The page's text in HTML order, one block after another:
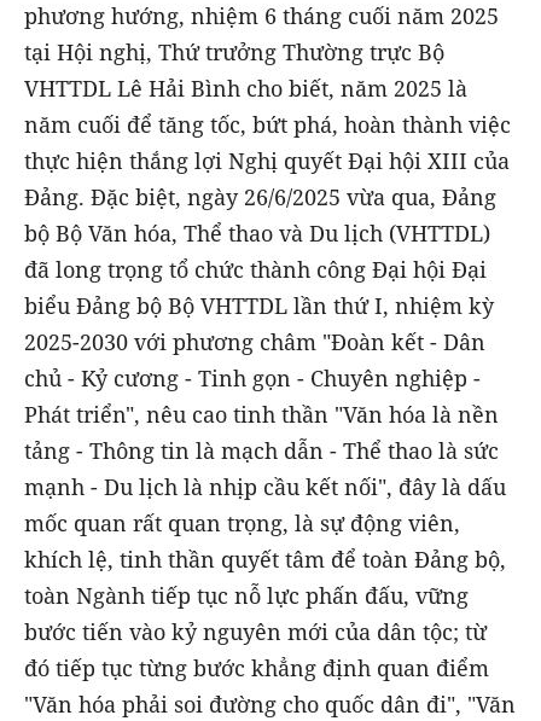
phương hướng, nhiệm 6 tháng cuối năm 2025
tại Hội nghị, Thứ trưởng Thường trực Bộ
VHTTDL Lê Hải Bình cho biết, năm 2025 là
năm cuối để tăng tốc, bứt phá, hoàn thành việc
thực hiện thắng lợi Nghị quyết Đại hội XIII của
Đảng. Đặc biệt, ngày 26/6/2025 vừa qua, Đảng
bộ Bộ Văn hóa, Thể thao và Du lịch (VHTTDL)
đã long trọng tổ chức thành công Đại hội Đại
biểu Đảng bộ Bộ VHTTDL lần thứ I, nhiệm kỳ
2025-2030 với phương châm "Đoàn kết - Dân
chủ - Kỷ cương - Tinh gọn - Chuyên nghiệp -
Phát triển", nêu cao tinh thần "Văn hóa là nền
tảng - Thông tin là mạch dẫn - Thể thao là sức
mạnh - Du lịch là nhịp cầu kết nối", đây là dấu
mốc quan rất quan trọng, là sự động viên,
khích lệ, tinh thần quyết tâm để toàn Đảng bộ,
toàn Ngành tiếp tục nỗ lực phấn đấu, vững
bước tiến vào kỷ nguyên mới của dân tộc; từ
đó tiếp tục từng bước khẳng định quan điểm
"Văn hóa phải soi đường cho quốc dân đi", "Văn